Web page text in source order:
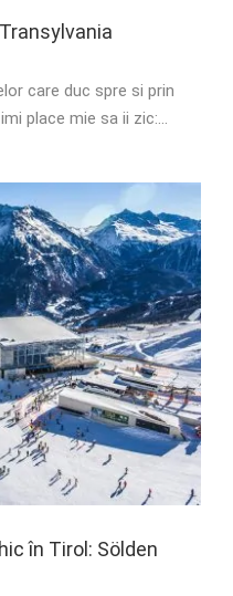
care duc spre si prin
place mie sa ii zic:...
în Tirol: Sölden